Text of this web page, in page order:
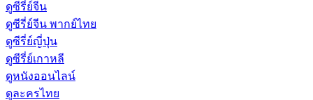
ดูซีรี่ย์จีน
ดูซีรี่ย์จีน พากย์ไทย
ดูซีรี่ย์ญี่ปุ่น
ดูซีรี่ย์เกาหลี
ดูหนังออนไลน์
ดูละครไทย